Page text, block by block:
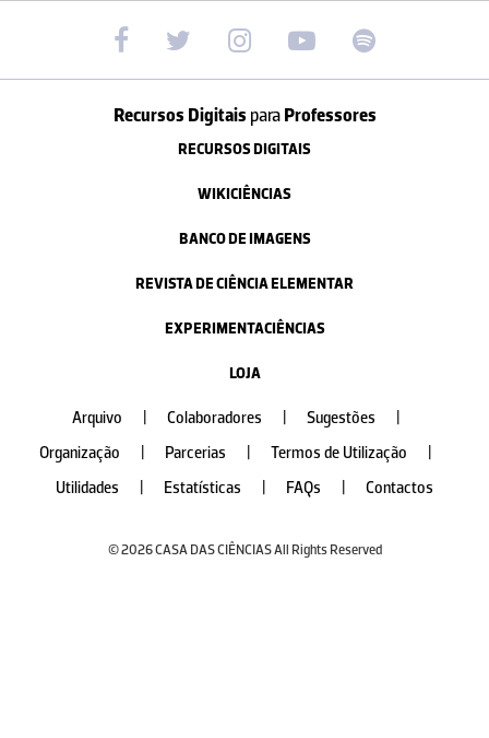
Recursos Digitais paraProfessores
RECURSOS DIGITAIS
WIKICIÊNCIAS
BANCO DE IMAGENS
REVISTA DE CIÊNCIA ELEMENTAR
EXPERIMENTACIÊNCIAS
LOJA
Arquivo Colaboradores Sugestões
Organização
Parcerias Termos de Utilização
Utilidades
Estatísticas FAQs Contactos
© 2026 CASA DAS CIÊNCIAS All Rights Reserved